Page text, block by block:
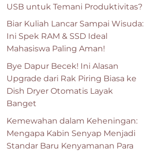
USB untuk Temani Produktivitas?
Biar Kuliah Lancar Sampai Wisuda:
Ini Spek RAM & SSD Ideal
Mahasiswa Paling Aman!
Bye Dapur Becek! Ini Alasan
Upgrade dari Rak Piring Biasa ke
Dish Dryer Otomatis Layak
Banget
Kemewahan dalam Keheningan:
Mengapa Kabin Senyap Menjadi
Standar Baru Kenyamanan Para